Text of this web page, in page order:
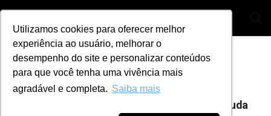
Utilizamos cookies para oferecer melhor
experiência ao usuário, melhorar o
desempenho do site e personalizar conteúdos
para que você tenha uma vivência mais
agradável e completa. Saiba mais
Home Tag veículos de transporte
Tag:veículos de transporte
Lei do Caminhoneiro: entenda e saiba o que muda